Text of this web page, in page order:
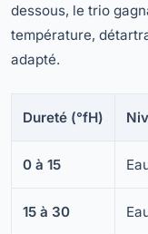
dessous, le trio
température,
adapté.
Dureté (°fH)
0 à 15
15 à 30